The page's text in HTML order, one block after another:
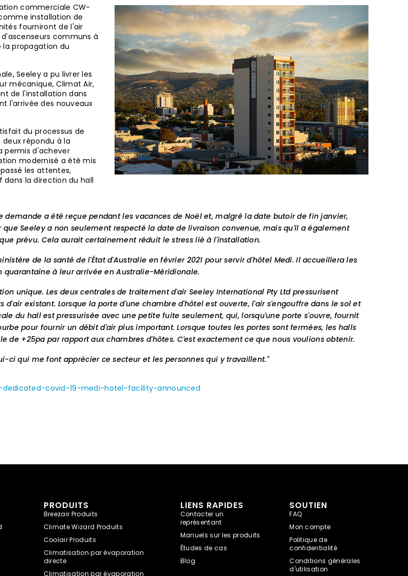
commerciale CW-
installation de
fourniront de l'air
communs à
propagation du
Seeley a pu livrer les
mécanique, Climat Air,
de l'installation dans
l'arrivée des nouveaux
du processus de
répondu à la
permis d'achever
modernisé a été mis
les attentes,
la direction du hall
a été reçue pendant les vacances de Noël et, malgré la date butoir de fin janvier,
Seeley a non seulement respecté la date de livraison convenue, mais qu'il a également
prévu. Cela aurait certainement réduit le stress lié à l'installation.
de la santé de l'État d'Australie en février 2021 pour servir d'hôtel Medi. Il accueillera les
à leur arrivée en Australie-Méridionale.
unique. Les deux centrales de traitement d'air Seeley International Pty Ltd pressurisent
existant. Lorsque la porte d'une chambre d'hôtel est ouverte, l'air s'engouffre dans le sol et
du hall est pressurisée avec une petite fuite seulement, qui, lorsqu'une porte s'ouvre, fournit
pour fournir un débit d'air plus important. Lorsque toutes les portes sont fermées, les halls
+25pa par rapport aux chambres d'hôtes. C'est exactement ce que nous voulions obtenir.
ci qui me font apprécier ce secteur et les personnes qui y travaillent."
dedicated-covid-19-medi-hotel-facility-announced
PRODUITS
Breezair Produits
Climate Wizard Produits
Coolair Produits
Climatisation par évaporation
directe
Climatisation par évaporation
LIENS RAPIDES
Contacter un
représentant
Manuels sur les produits
Études de cas
Blog
SOUTIEN
FAQ
Mon compte
Politique de
confidentialité
Conditions générales
d'utilisation